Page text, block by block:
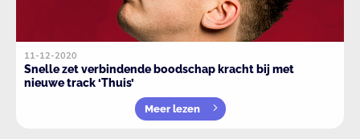
11-12-2020
Snelle zet verbindende boodschap kracht bij met
nieuwe track ‘Thuis’
Meer lezen